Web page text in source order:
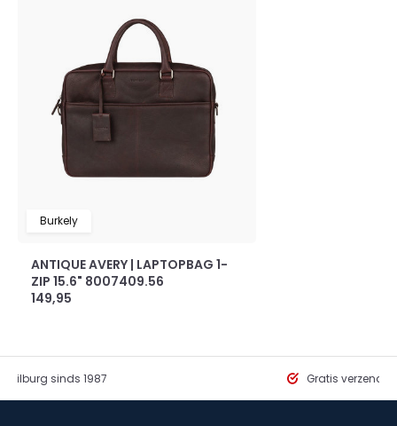
Burkely
ANTIQUE AVERY | LAPTOPBAG 1-
ZIP 15.6" 8007409.56
149,95
Tilburg sinds 1987 Gratis